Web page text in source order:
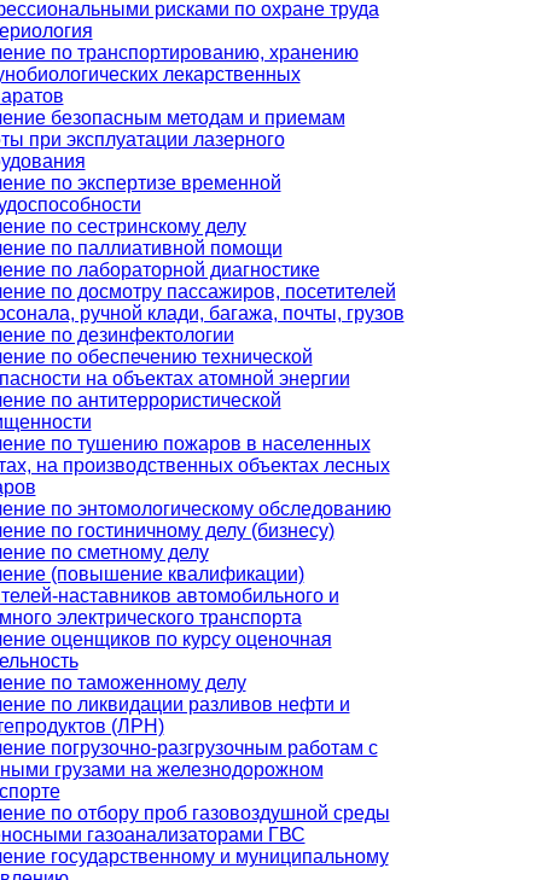
рисками по охране труда
по транспортированию, хранению
лекарственных
безопасным методам и приемам
при эксплуатации лазерного
по экспертизе временной
по сестринскому делу
по паллиативной помощи
по лабораторной диагностике
по досмотру пассажиров, посетителей
ручной клади, багажа, почты, грузов
по дезинфектологии
по обеспечению технической
на объектах атомной энергии
по антитеррористической
по тушению пожаров в населенных
на производственных объектах лесных
по энтомологическому обследованию
по гостиничному делу (бизнесу)
по сметному делу
(повышение квалификации)
наставников автомобильного и
электрического транспорта
оценщиков по курсу оценочная
по таможенному делу
по ликвидации разливов нефти и
(ЛРН)
погрузочно-разгрузочным работам с
грузами на железнодорожном
по отбору проб газовоздушной среды
газоанализаторами ГВС
государственному и муниципальному